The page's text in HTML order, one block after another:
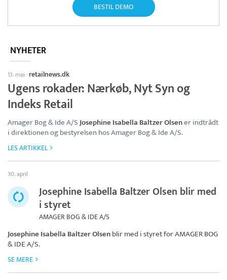
BESTIL DEMO
NYHETER
13. mai · retailnews.dk
Ugens rokader: Nærkøb, Nyt Syn og
Indeks Retail
Amager Bog & Ide A/SJosephine Isabella Baltzer Olsener indtrådt
i direktionen og bestyrelsen hos Amager Bog & Ide A/S.
LES ARTIKKEL
30. april
Josephine Isabella Baltzer Olsen blir med
i styret
AMAGER BOG & IDE A/S
Josephine Isabella Baltzer Olsenblir med i styret forAMAGER BOG
& IDE A/S.
SE MERE